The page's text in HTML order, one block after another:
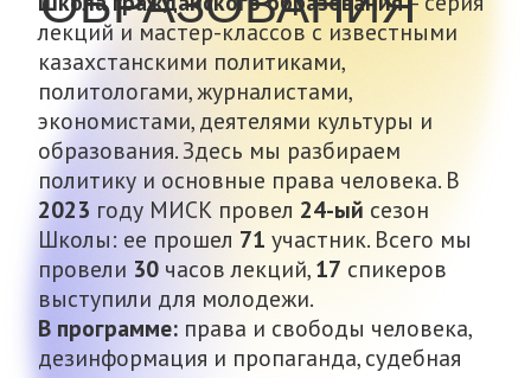
жертвам сексуализированного насилия в
Актобе, дестигматизацию жертв и
распространение информации о проблеме
через СМИ, а также на работу с
сотрудниками кризисных центров и
В рамках проекта Таңшолпан организовала
фотовыставку «Әйел тағдыры» (Судьба
женщины) и показала историю девушки,
которую выдали замуж против ее воли за
тирана и абьюзера. На странице проекта
в Инстаграме она делится интервью с
психологом, адвокатом и инспектором по
защите женщин из городского
департамента полиции о положении с
семейно-бытовым насилием в Актобе и
мерах борьбы с ним.